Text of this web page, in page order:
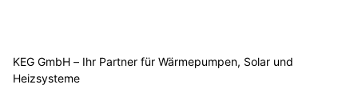
KEG GmbH – Ihr Partner für Wärmepumpen, Solar und
Heizsysteme